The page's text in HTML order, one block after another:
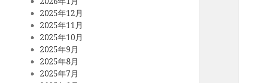
2025年12月
2025年11月
2025年10月
2025年9月
2025年8月
2025年7月